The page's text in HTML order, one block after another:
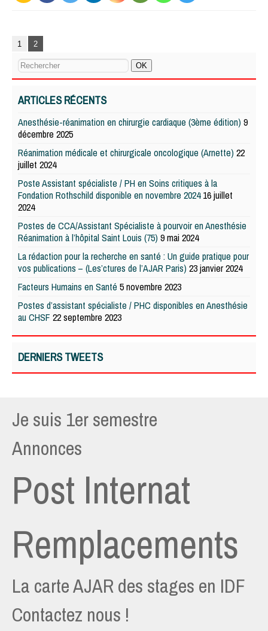
1 2
ARTICLES RÉCENTS
Anesthésie-réanimation en chirurgie cardiaque (3ème édition) 9
décembre 2025
Réanimation médicale et chirurgicale oncologique (Arnette) 22
juillet 2024
Poste Assistant spécialiste / PH en Soins critiques à la
Fondation Rothschild disponible en novembre 2024 16 juillet
2024
Postes de CCA/Assistant Spécialiste à pourvoir en Anesthésie
Réanimation à l’hôpital Saint Louis (75) 9 mai 2024
La rédaction pour la recherche en santé : Un guide pratique pour
vos publications – (Les’ctures de l’AJAR Paris) 23 janvier 2024
Facteurs Humains en Santé 5 novembre 2023
Postes d’assistant spécialiste / PHC disponibles en Anesthésie
au CHSF 22 septembre 2023
DERNIERS TWEETS
Je suis 1er semestre
Annonces
Post Internat
Remplacements
La carte AJAR des stages en IDF
Contactez nous !